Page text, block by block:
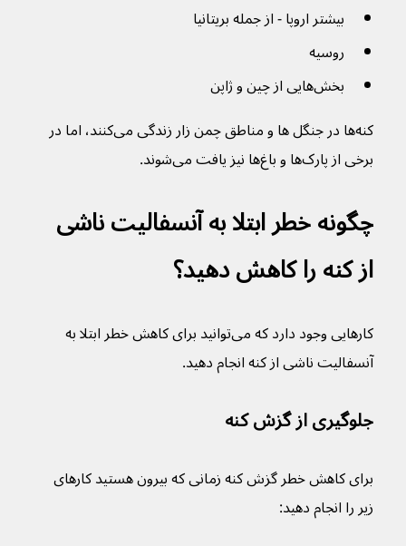
بیشتر اروپا - از جمله بریتانیا
روسیه
بخش‌هایی از چین و ژاپن
کنه‌ها در جنگل ها و مناطق چمن زار زندگی می‌کنند، اما در
برخی از پارک‌ها و باغ‌ها نیز یافت می‌شوند.
چگونه خطر ابتلا به آنسفالیت ناشی
از کنه را کاهش دهید؟
کارهایی وجود دارد که می‌توانید برای کاهش خطر ابتلا به
آنسفالیت ناشی از کنه انجام دهید.
جلوگیری از گزش کنه
برای کاهش خطر گزش کنه زمانی که بیرون هستید کارهای
زیر را انجام دهید: